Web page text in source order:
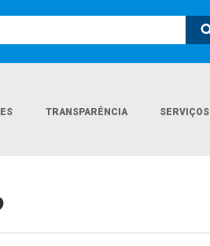
TRANSPARÊNCIA SERVIÇOS